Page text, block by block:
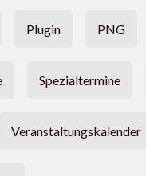
Plugin PNG
Spezialtermine
Veranstaltungskalender